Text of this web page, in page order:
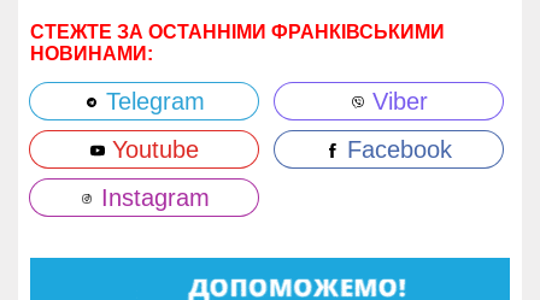
СТЕЖТЕ ЗА ОСТАННІМИ ФРАНКІВСЬКИМИ
НОВИНАМИ:
Telegram
Viber
Youtube
Facebook
Instagram